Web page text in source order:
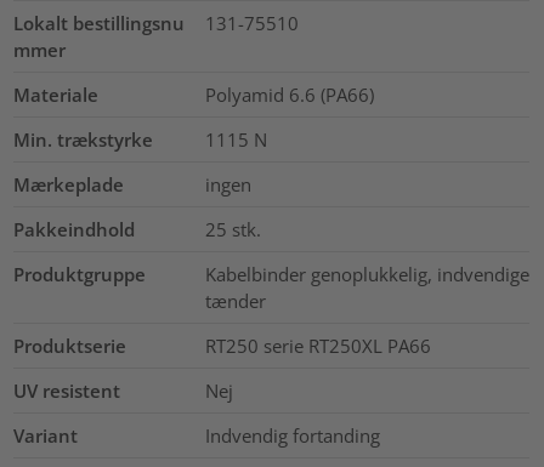
Lokalt bestillingsnu
mmer
131-75510
Materiale
Polyamid 6.6 (PA66)
Min. trækstyrke
1115 N
Mærkeplade
ingen
Pakkeindhold
25 stk.
Produktgruppe
Kabelbinder genoplukkelig, indvendige
tænder
Produktserie
RT250 serie RT250XL PA66
UV resistent
Nej
Variant
Indvendig fortanding